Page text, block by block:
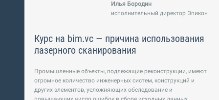
Илья Бородин
исполнительный директор Эпикон
Курс на bim.vc — причина использования
лазерного сканирования
Промышленные объекты, подлежащие реконструкции, имеют
огромное количество инженерных систем, конструкций и
других элементов, усложняющих обследование и